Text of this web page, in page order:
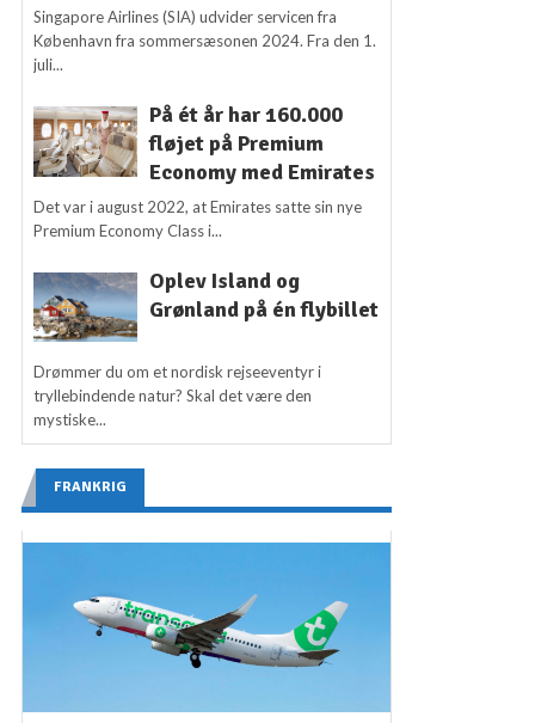
Singapore Airlines (SIA) udvider servicen fra
København fra sommersæsonen 2024. Fra den 1.
juli...
På ét år har 160.000
fløjet på Premium
Economy med Emirates
Det var i august 2022, at Emirates satte sin nye
Premium Economy Class i...
Oplev Island og
Grønland på én flybillet
Drømmer du om et nordisk rejseeventyr i
tryllebindende natur? Skal det være den
mystiske...
FRANKRIG